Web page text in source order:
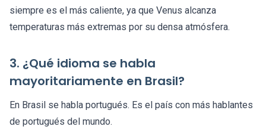
siempre es el más caliente, ya que Venus alcanza
temperaturas más extremas por su densa atmósfera.
3. ¿Qué idioma se habla
mayoritariamente en Brasil?
En Brasil se habla portugués. Es el país con más hablantes
de portugués del mundo.